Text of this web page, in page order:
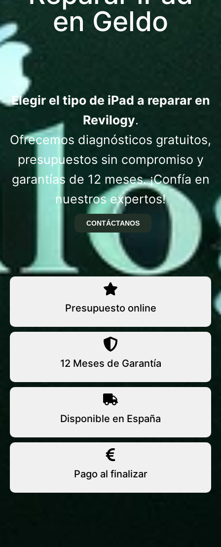
en Geldo
Elegir el tipo de iPad a reparar en
Revilogy.
Ofrecemos diagnósticos gratuitos,
presupuestos sin compromiso y
garantías de 12 meses. ¡Confía en
nuestros expertos!
CONTÁCTANOS
Presupuesto online
12 Meses de Garantía
Disponible en España
Pago al finalizar